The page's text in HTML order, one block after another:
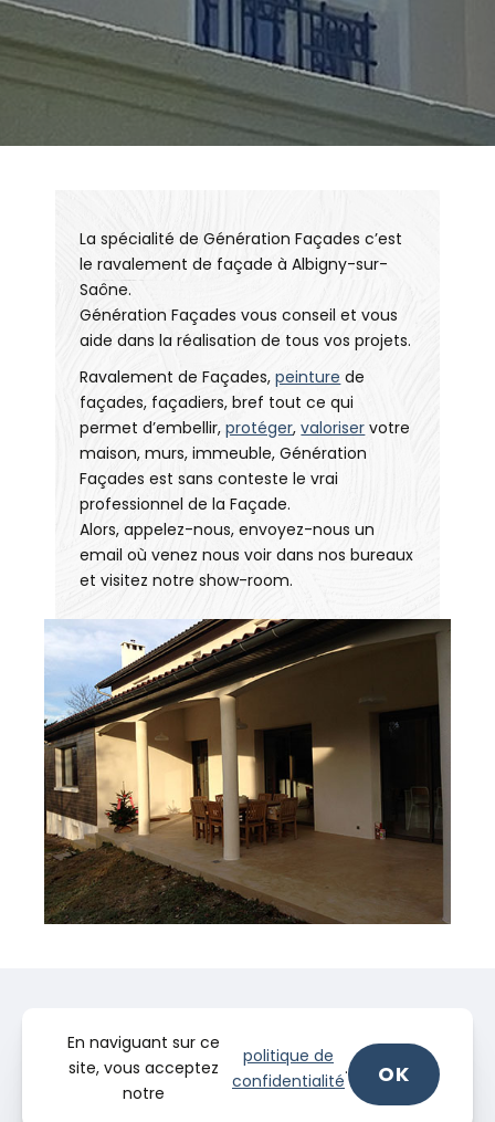
En naviguant sur ce
site, vous acceptez
notre
politique de
confidentialité
. OK
La spécialité de Génération Façades c’est
le ravalement de façade à Albigny-sur-
Saône.
Génération Façades vous conseil et vous
aide dans la réalisation de tous vos projets.
Ravalement de Façades,peinture de
façades, façadiers, bref tout ce qui
permet d’embellir,protéger,valoriser votre
maison, murs, immeuble, Génération
Façades est sans conteste le vrai
professionnel de la Façade.
Alors, appelez-nous, envoyez-nous un
email où venez nous voir dans nos bureaux
et visitez notre show-room.